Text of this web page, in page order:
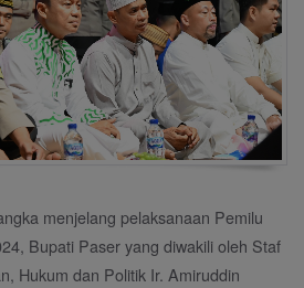
menjelang pelaksanaan Pemilu
Bupati Paser yang diwakili oleh Staf
Hukum dan Politik Ir. Amiruddin